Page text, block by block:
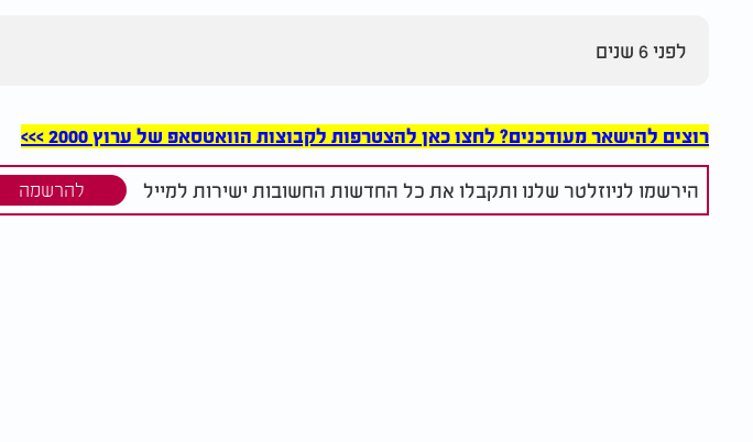
לפני 6 שנים
רוצים להישאר מעודכנים? לחצו כאן להצטרפות לקבוצות הוואטסאפ של ערוץ 2000 >>>
הירשמו לניוזלטר שלנו ותקבלו את כל החדשות החשובות ישירות למייל להרשמה